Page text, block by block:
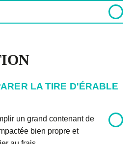
LA TIRE D'ÉRABLE
un grand contenant de
bien propre et
toi.